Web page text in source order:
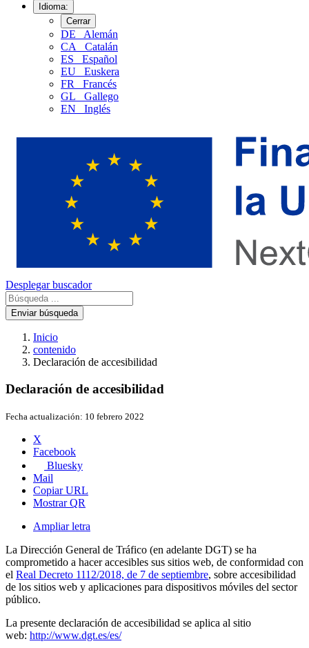
Idioma:
Cerrar
DE
Alemán
CA
Catalán
ES
Español
EU
Euskera
FR
Francés
GL
Gallego
EN
Inglés
Desplegar buscador
Enviar búsqueda
Inicio
contenido
Declaración de accesibilidad
Declaración de accesibilidad
Fecha actualización: 10 febrero 2022
X
Facebook
Bluesky
Mail
Copiar URL
Mostrar QR
Ampliar letra
La Dirección General de Tráfico (en adelante DGT) se ha
comprometido a hacer accesibles sus sitios web, de conformidad con
el Real Decreto 1112/2018, de 7 de septiembre, sobre accesibilidad
de los sitios web y aplicaciones para dispositivos móviles del sector
público.
La presente declaración de accesibilidad se aplica al sitio
web: http://www.dgt.es/es/